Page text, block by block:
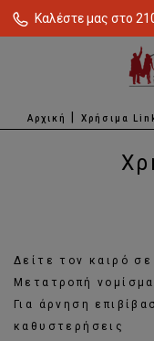
Καλέστε μας στο
Αρχική Χρήσιμα
Δείτε τον καιρό
Μετατροπή
Για άρνηση
καθυστερήσεις